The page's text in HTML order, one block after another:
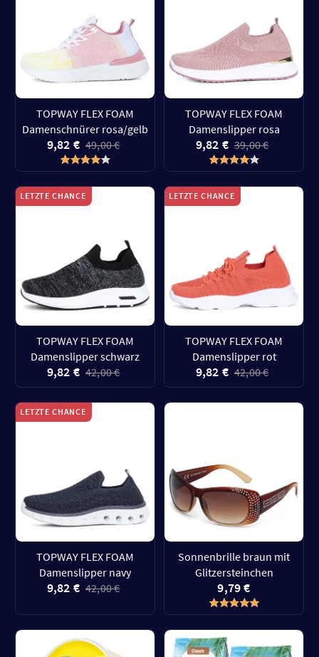
TOPWAY FLEX FOAM
Damenschnürer rosa/gelb
9,82 € 49,00 €
TOPWAY FLEX FOAM
Damenslipper rosa
9,82 € 39,00 €
LETZTE CHANCE
TOPWAY FLEX FOAM
Damenslipper schwarz
9,82 € 42,00 €
LETZTE CHANCE
TOPWAY FLEX FOAM
Damenslipper rot
9,82 € 42,00 €
LETZTE CHANCE
TOPWAY FLEX FOAM
Damenslipper navy
9,82 € 42,00 €
Sonnenbrille braun mit
Glitzersteinchen
9,79 €